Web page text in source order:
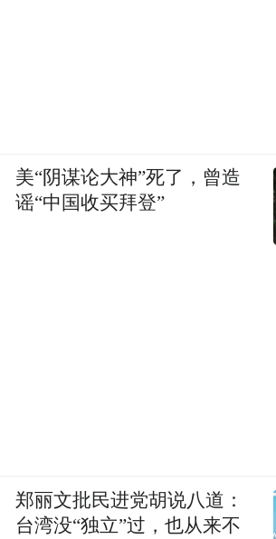
美“阴谋论大神”死了，曾造
谣“中国收买拜登”
郑丽文批民进党胡说八道：
台湾没“独立”过，也从来不